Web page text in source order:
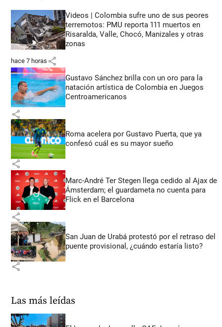
Videos | Colombia sufre uno de sus peores
terremotos: PMU reporta 111 muertos en
Risaralda, Valle, Chocó, Manizales y otras
zonas
hace 7 horas share
Gustavo Sánchez brilla con un oro para la
natación artística de Colombia en Juegos
Centroamericanos
share
Roma acelera por Gustavo Puerta, que ya
confesó cuál es su mayor sueño
share
Marc-André Ter Stegen llega cedido al Ajax de
Ámsterdam; el guardameta no cuenta para
Flick en el Barcelona
share
San Juan de Urabá protestó por el retraso del
puente provisional, ¿cuándo estaría listo?
share
Las más leídas